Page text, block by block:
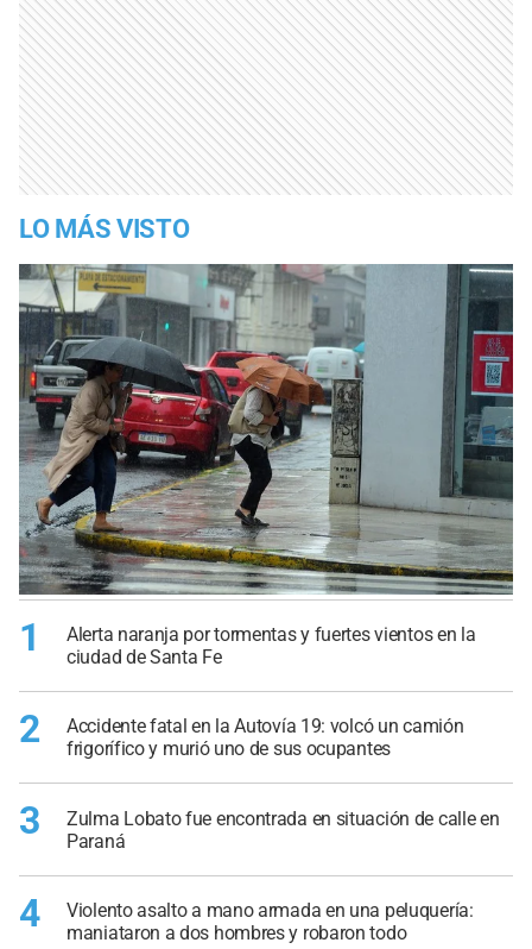
LO MÁS VISTO
1
Alerta naranja por tormentas y fuertes vientos en la
ciudad de Santa Fe
2
Accidente fatal en la Autovía 19: volcó un camión
frigorífico y murió uno de sus ocupantes
3
Zulma Lobato fue encontrada en situación de calle en
Paraná
4
Violento asalto a mano armada en una peluquería:
maniataron a dos hombres y robaron todo